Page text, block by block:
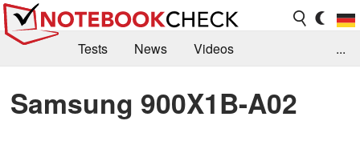
Tests News
Videos
Kaufberatung
Deals Suche
Jobs
...
Samsung 900X1B-A02